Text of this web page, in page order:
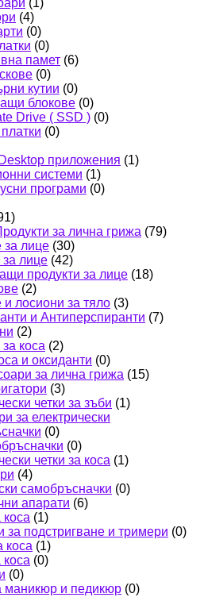
(1)
(4)
(0)
(0)
памет (6)
(0)
кутии (0)
блокове (0)
Drive ( SSD ) (0)
(0)
приложения (1)
системи (1)
програми (0)
за лична грижа (79)
за лице (30)
лице (42)
продукти за лице (18)
(2)
и лосиони за тяло (3)
и Антиперспиранти (7)
(2)
коса (2)
и оксиданти (0)
за лична грижа (15)
(3)
четки за зъби (1)
за електрически
(0)
(0)
четки за коса (1)
(4)
самобръсначки (0)
апарати (6)
(1)
за подстригване и тримери (0)
коса (1)
коса (0)
(0)
маникюр и педикюр (0)